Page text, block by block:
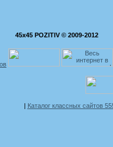
45x45 POZITIV © 2009-2012
Каталог классных сайтов